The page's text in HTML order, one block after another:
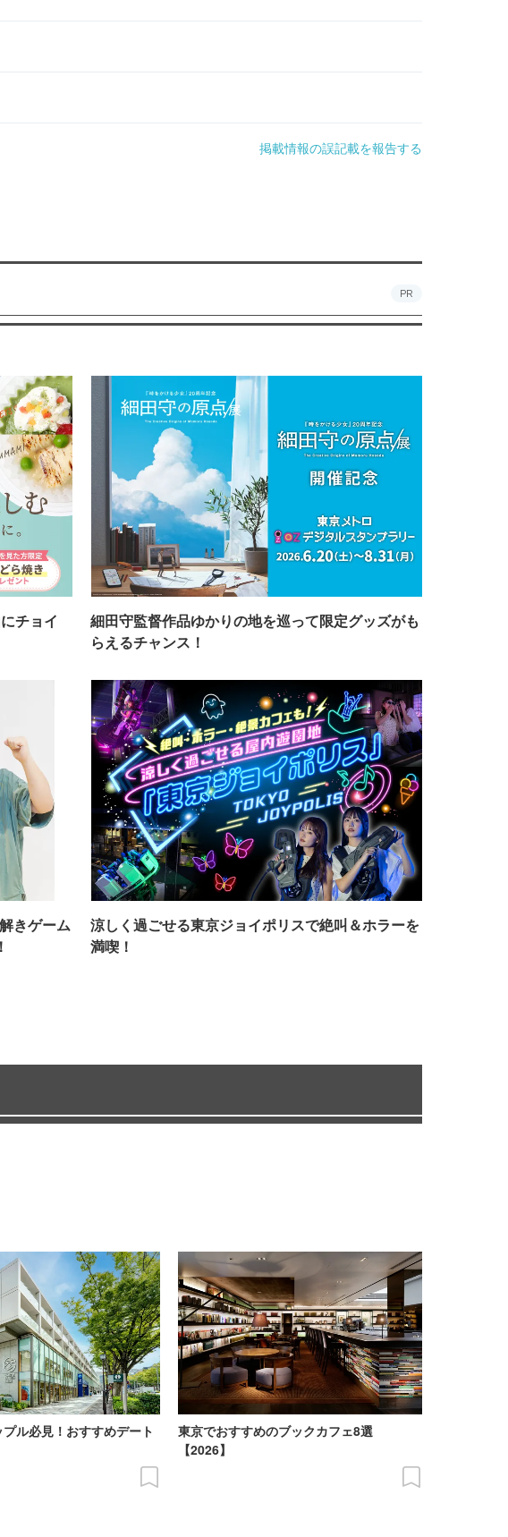
掲載情報の誤記載を報告する
PR
チョイ
細田守監督作品ゆかりの地を巡って限定グッズがも
らえるチャンス！
きゲーム
涼しく過ごせる東京ジョイポリスで絶叫＆ホラーを
満喫！
プル必見！おすすめデート
東京でおすすめのブックカフェ8選
【2026】